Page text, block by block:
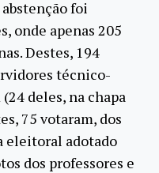
foi
onde apenas 205
Destes, 194
técnico-
deles, na chapa
75 votaram, dos
eleitoral adotado
dos professores e